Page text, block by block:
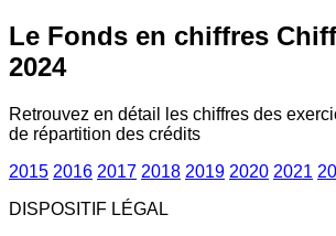
Le Fonds en chiffres
2024
Retrouvez en détail les chiffres des
de répartition des crédits
2015 2016 2017 2018 2019 2020 2021
DISPOSITIF LÉGAL